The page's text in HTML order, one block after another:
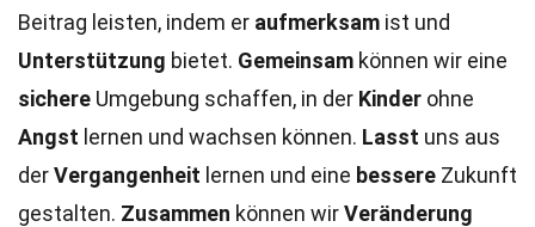
Beitrag leisten, indem er aufmerksam ist und
Unterstützung bietet. Gemeinsam können wir eine
sichere Umgebung schaffen, in der Kinder ohne
Angst lernen und wachsen können. Lasst uns aus
derVergangenheit lernen und eine bessere Zukunft
gestalten. Zusammen können wirVeränderung